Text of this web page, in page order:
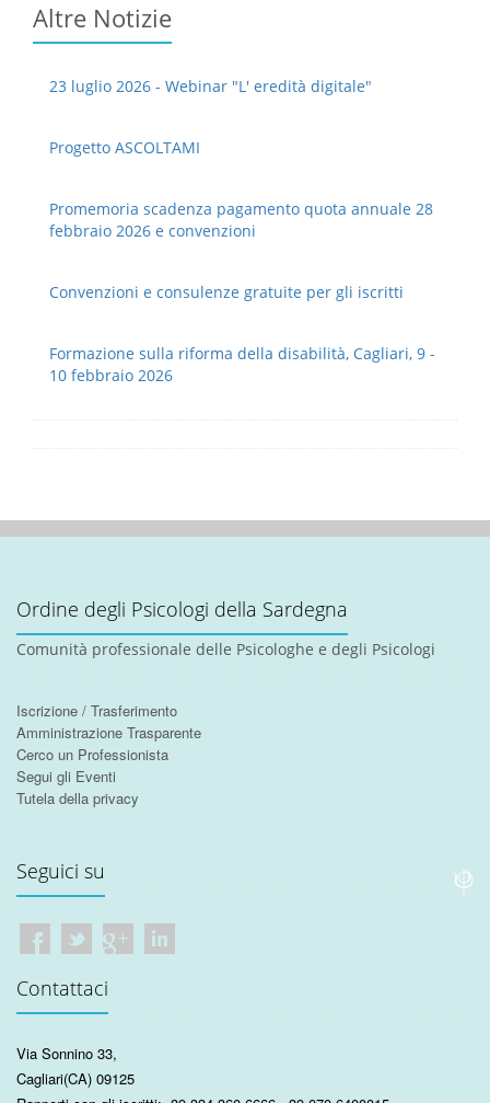
Altre Notizie
23 luglio 2026 - Webinar "L' eredità digitale"
Progetto ASCOLTAMI
Promemoria scadenza pagamento quota annuale 28
febbraio 2026 e convenzioni
Convenzioni e consulenze gratuite per gli iscritti
Formazione sulla riforma della disabilità, Cagliari, 9 -
10 febbraio 2026
Ordine degli Psicologi della Sardegna
Comunità professionale delle Psicologhe e degli Psicologi
Iscrizione / Trasferimento
Amministrazione Trasparente
Cerco un Professionista
Segui gli Eventi
Tutela della privacy
Seguici su
Contattaci
Via Sonnino 33,
Cagliari(CA) 09125